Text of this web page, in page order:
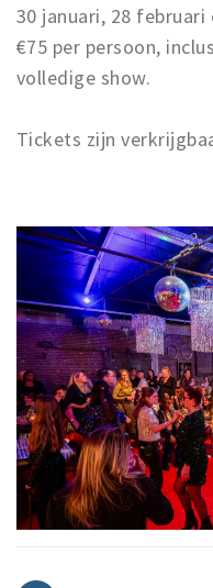
30 januari, 28
€75 per persoon,
volledige show.
Tickets zijn